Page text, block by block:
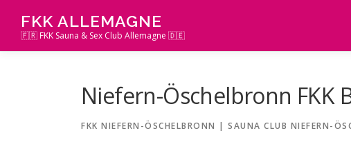
Inhalt
springen
FKK ALLEMAGNE
🇫🇷 FKK Sauna & Sex Club Allemagne 🇩🇪
Niefern-Öschelbronn FKK
FKK NIEFERN-ÖSCHELBRONN | SAUNA CLUB NIEFERN-